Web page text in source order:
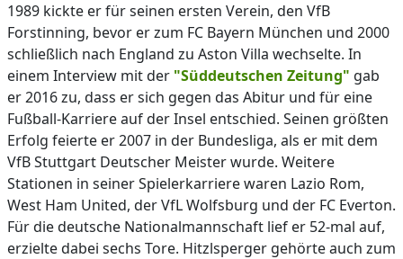
1989 kickte er für seinen ersten Verein, den VfB
Forstinning, bevor er zum FC Bayern München und 2000
schließlich nach England zu Aston Villa wechselte. In
einem Interview mit der "Süddeutschen Zeitung" gab
er 2016 zu, dass er sich gegen das Abitur und für eine
Fußball-Karriere auf der Insel entschied. Seinen größten
Erfolg feierte er 2007 in der Bundesliga, als er mit dem
VfB Stuttgart Deutscher Meister wurde. Weitere
Stationen in seiner Spielerkarriere waren Lazio Rom,
West Ham United, der VfL Wolfsburg und der FC Everton.
Für die deutsche Nationalmannschaft lief er 52-mal auf,
erzielte dabei sechs Tore. Hitzlsperger gehörte auch zum